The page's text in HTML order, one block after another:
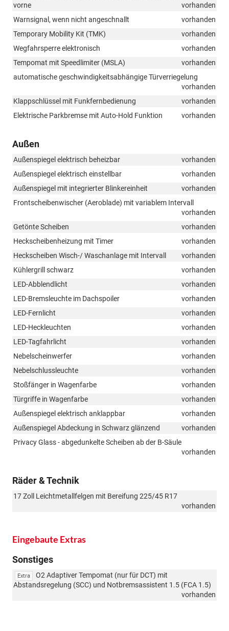
vorne
vorhanden
Warnsignal, wenn nicht angeschnallt
vorhanden
Temporary Mobility Kit (TMK)
vorhanden
Wegfahrsperre elektronisch
vorhanden
Tempomat mit Speedlimiter (MSLA)
vorhanden
automatische geschwindigkeitsabhängige Türverriegelung
vorhanden
Klappschlüssel mit Funkfernbedienung
vorhanden
Elektrische Parkbremse mit Auto-Hold Funktion
vorhanden
Außen
Außenspiegel elektrisch beheizbar
vorhanden
Außenspiegel elektrisch einstellbar
vorhanden
Außenspiegel mit integrierter Blinkereinheit
vorhanden
Frontscheibenwischer (Aeroblade) mit variablem Intervall
vorhanden
Getönte Scheiben
vorhanden
Heckscheibenheizung mit Timer
vorhanden
Heckscheiben Wisch-/ Waschanlage mit Intervall
vorhanden
Kühlergrill schwarz
vorhanden
LED-Abblendlicht
vorhanden
LED-Bremsleuchte im Dachspoiler
vorhanden
LED-Fernlicht
vorhanden
LED-Heckleuchten
vorhanden
LED-Tagfahrlicht
vorhanden
Nebelscheinwerfer
vorhanden
Nebelschlussleuchte
vorhanden
Stoßfänger in Wagenfarbe
vorhanden
Türgriffe in Wagenfarbe
vorhanden
Außenspiegel elektrisch anklappbar
vorhanden
Außenspiegel Abdeckung in Schwarz glänzend
vorhanden
Privacy Glass - abgedunkelte Scheiben ab der B-Säule
vorhanden
Räder & Technik
17 Zoll Leichtmetallfelgen mit Bereifung 225/45 R17
vorhanden
Eingebaute Extras
Sonstiges
Extra
O2 Adaptiver Tempomat (nur für DCT) mit
Abstandsregelung (SCC) und Notbremsassistent 1.5 (FCA 1.5)
vorhanden